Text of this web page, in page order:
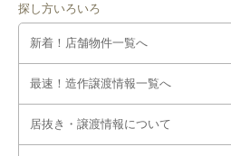
探し方いろいろ
新着！店舗物件一覧へ
最速！造作譲渡情報一覧へ
居抜き・譲渡情報について